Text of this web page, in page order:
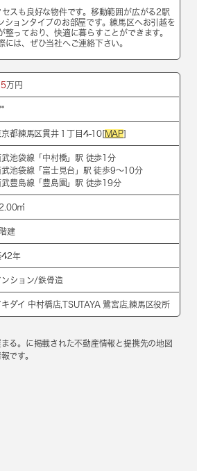
スも良好な物件です。移動範囲が広がる2駅
ションタイプのお部屋です。練馬区へお引越を
整っており、快適に暮らすことができます。
には、ぜひ当社へご連絡下さい。
万円
京都練馬区貫井１丁目4-10[MAP]
武池袋線 「 中村橋」駅 徒歩1分
武池袋線 「 富士見台 」駅 徒歩9～10分
武豊島線 「豊島園 」駅 徒歩19分
㎡
建
42年
ンション/鉄骨造
キダイ 中村橋店,TSUTAYA 鷺宮店,練馬区役所
る。に掲載された不動産情報と提携先の地図
です。